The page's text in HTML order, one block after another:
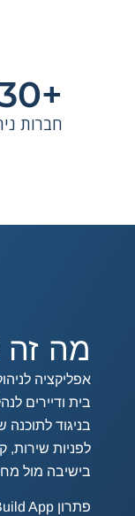
+130
חברות
מה זה
אפליקציה
בית ודיירים
בניגוד
לפניות
בישיבה מול